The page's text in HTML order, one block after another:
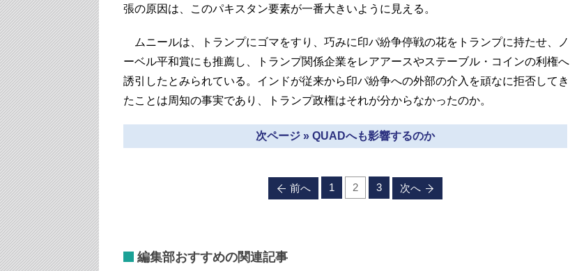
張の原因は、このパキスタン要素が一番大きいように見える。
ムニールは、トランプにゴマをすり、巧みに印パ紛争停戦の花をトランプに持たせ、ノ
ーベル平和賞にも推薦し、トランプ関係企業をレアアースやステーブル・コインの利権へ
誘引したとみられている。インドが従来から印パ紛争への外部の介入を頑なに拒否してき
たことは周知の事実であり、トランプ政権はそれが分からなかったのか。
次ページ » QUADへも影響するのか
前へ 1 2 3 次へ
編集部おすすめの関連記事